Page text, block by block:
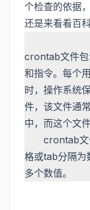
个检查的依据
还是来看看百科
crontab文件
和指令。每个
时，操作系统
件，该文件通
中，而这个文
crontab文件
格或tab分隔为
多个数值。